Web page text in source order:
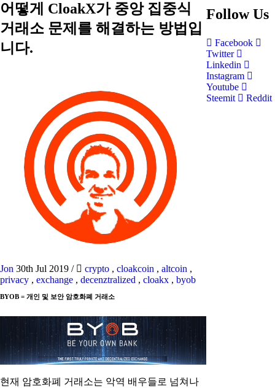
어떻게 CloakX가 중앙 집중식
거래소 문제를 해결하는 방법입
니다.
Jon 30th Jul 2019 / crypto , cloakcoin , altcoin ,
privacy , exchange , decenztralized , cloakx , byob
BYOB = 개인 및 보안 암호화폐 거래소
현재 암호화폐 거래소는 악역 배우들로 넘쳐나
Follow Us
Facebook
Twitter
Linkedin
Instagram
Youtube
Steemit
Reddit